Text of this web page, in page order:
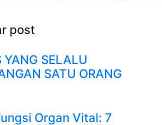
post
YANG SELALU
SATU ORANG
Organ Vital: 7